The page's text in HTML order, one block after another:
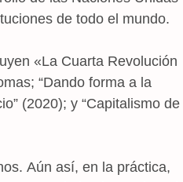
de todo el mundo.
«La Cuarta Revolución
“Dando forma a la
(2020); y “Capitalismo de
Aún así, en la práctica,